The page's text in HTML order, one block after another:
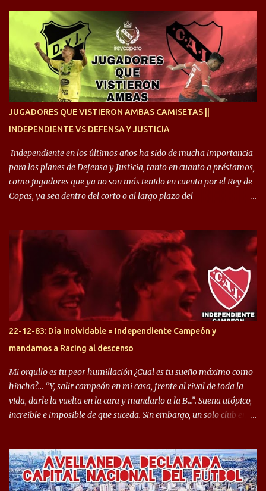
ojalá sea lo mejor para el club y para mí. Independiente va a estar
siempre en mi corazón”. 🎙️“Siempre que me tocó vestir la camiseta
quise dar lo mejor. Si me toca marcharme, estoy agradecido al
hincha”. 🎙️“El equipo hizo un gran trabajo, quedó demostrado en el
resultado. Es nuestro segundo partido, en la pretemporada nos
enfocamos en la preparación física. El grupo está encontrando la
JUGADORES QUE VISTIERON AMBAS CAMISETAS ||
INDEPENDIENTE VS DEFENSA Y JUSTICIA
Independiente en los últimos años ha sido de mucha importancia
para los planes de Defensa y Justicia, tanto en cuanto a préstamos,
como jugadores que ya no son más tenido en cuenta por el Rey de
Copas, ya sea dentro del corto o al largo plazo del
Halcón de Varela, como lo es Brian Romero, quien paso a
préstamo allí durante el último mercado de pases y ha rendido de
gran manera, convirtiendo goles importantes, sobre todo en la
copa sudamericana. Pero no sucedió lo mismo en cuanto al
rendimiento que ha producido en el Rojo. Pasando a jugadores que
jugaron en Defensa y ahora están en el rojo, tenemos a la dupla
Gastón Togni y Domingo Blanco, donde ambos explotaron
futbolísticamente hablando en el equipo de Varela, donde, por
ejemplo, el caso de Mingo llego a ser tenido en cuenta para el
Seleccionado Argentino, rendimiento que aún no ha logrado
mostrar en Independiente. En e...
22-12-83: Día Inolvidable = Independiente Campeón y
mandamos a Racing al descenso
Mi orgullo es tu peor humillación ¿Cual es tu sueño máximo como
hincha?… “Y, salir campeón en mi casa, frente al rival de toda la
vida, darle la vuelta en la cara y mandarlo a la B…”. Suena utópico,
increible e imposible de que suceda. Sin embargo, un solo club en el
campeonato del '83 año consagratorio para el Rojo y, por el otro, el
haber mandado al descenso a su eterno rival. 22 de diciembre de
1983 es una fecha que pocos hinchas de Independiente pueden